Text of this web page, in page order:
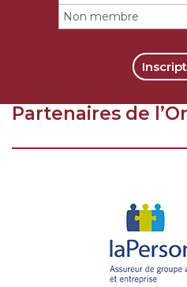
Non membre
Partenaires de